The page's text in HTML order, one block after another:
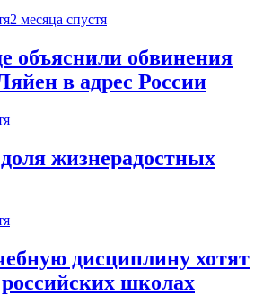
2 месяца спустя
объяснили обвинения
в адрес России
жизнерадостных
дисциплину хотят
школах